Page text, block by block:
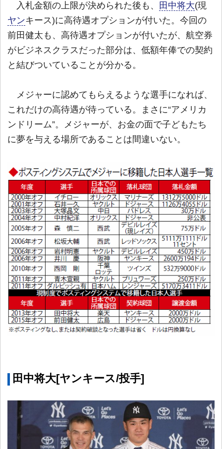
入札金額の上限が決められた後も、 田中将大(現
ヤンキース)に高待遇オプションが付いた。今回の
前田健太も、高待遇オプションが付いたが、航空券
がビジネスクラスだった部分は、低額年俸での契約
と結びついていることが分かる。
メジャーに認めてもらえるような選手になれば、
これだけの高待遇が待っている。まさに“アメリカ
ンドリーム”。メジャーが、お金の面で子どもたち
に夢を与える場所であることは間違いない。
田中将大[ヤンキース/投手]